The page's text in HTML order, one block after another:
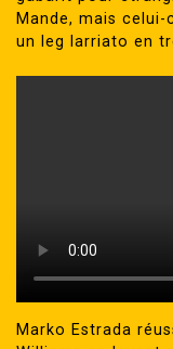
Mande, mais
un leg larriato en
Marko Estrada